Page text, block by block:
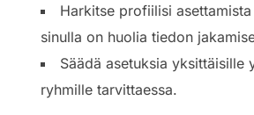
Harkitse profiilisi
sinulla on huolia tiedon
Säädä asetuksia yksittäisille
ryhmille tarvittaessa.